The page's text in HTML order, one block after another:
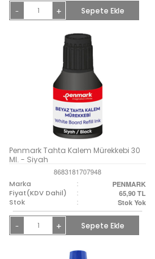
- + Sepete Ekle
Penmark Tahta Kalem Mürekkebi 30
Ml. - Siyah
8683181707948
Marka
: PENMARK
Fiyat(KDV Dahil) : 65,90 TL
Stok : Stok Yok
- + Sepete Ekle